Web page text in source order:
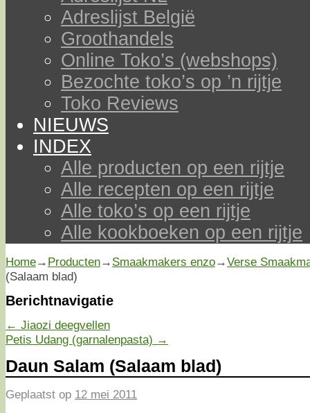
Adreslijst België
Groothandels
Online Toko’s (webshops)
Bezochte toko’s op ’n rijtje
Toko Reviews
NIEUWS
INDEX
Alle producten op een rijtje
Alle recepten op een rijtje
Alle toko’s op een rijtje
Alle kookboeken op een rijtje
Home→ Producten→ Smaakmakers enzo→Verse
(Salaam blad)
Berichtnavigatie
← Jiaozi deegvellen
Petis Udang (garnalenpasta) →
Daun Salam (Salaam blad)
Geplaatst op 12 mei 2011